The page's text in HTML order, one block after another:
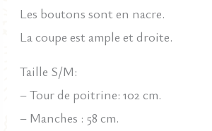
Les boutons sont en nacre.
La coupe est ample et droite.
Taille S/M:
– Tour de poitrine: 102 cm.
– Manches : 58 cm.